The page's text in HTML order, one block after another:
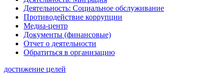
Деятельность: Социальное обслуживание
Противодействие коррупции
Медиа-центр
Документы (финансовые)
Отчет о деятельности
Обратиться в организацию
достижение целей